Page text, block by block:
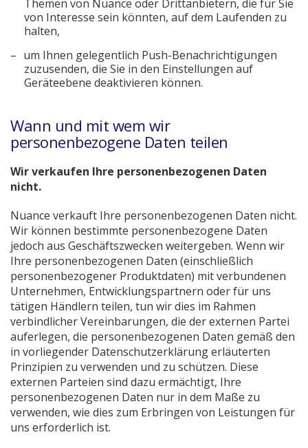
Themen von Nuance oder Drittanbietern, die für Sie
von Interesse sein könnten, auf dem Laufenden zu
halten,
um Ihnen gelegentlich Push-Benachrichtigungen
zuzusenden, die Sie in den Einstellungen auf
Geräteebene deaktivieren können.
Wann und mit wem wir
personenbezogene Daten teilen
Wir verkaufen Ihre personenbezogenen Daten
nicht.
Nuance verkauft Ihre personenbezogenen Daten nicht.
Wir können bestimmte personenbezogene Daten
jedoch aus Geschäftszwecken weitergeben. Wenn wir
Ihre personenbezogenen Daten (einschließlich
personenbezogener Produktdaten) mit verbundenen
Unternehmen, Entwicklungspartnern oder für uns
tätigen Händlern teilen, tun wir dies im Rahmen
verbindlicher Vereinbarungen, die der externen Partei
auferlegen, die personenbezogenen Daten gemäß den
in vorliegender Datenschutzerklärung erläuterten
Prinzipien zu verwenden und zu schützen. Diese
externen Parteien sind dazu ermächtigt, Ihre
personenbezogenen Daten nur in dem Maße zu
verwenden, wie dies zum Erbringen von Leistungen für
uns erforderlich ist.